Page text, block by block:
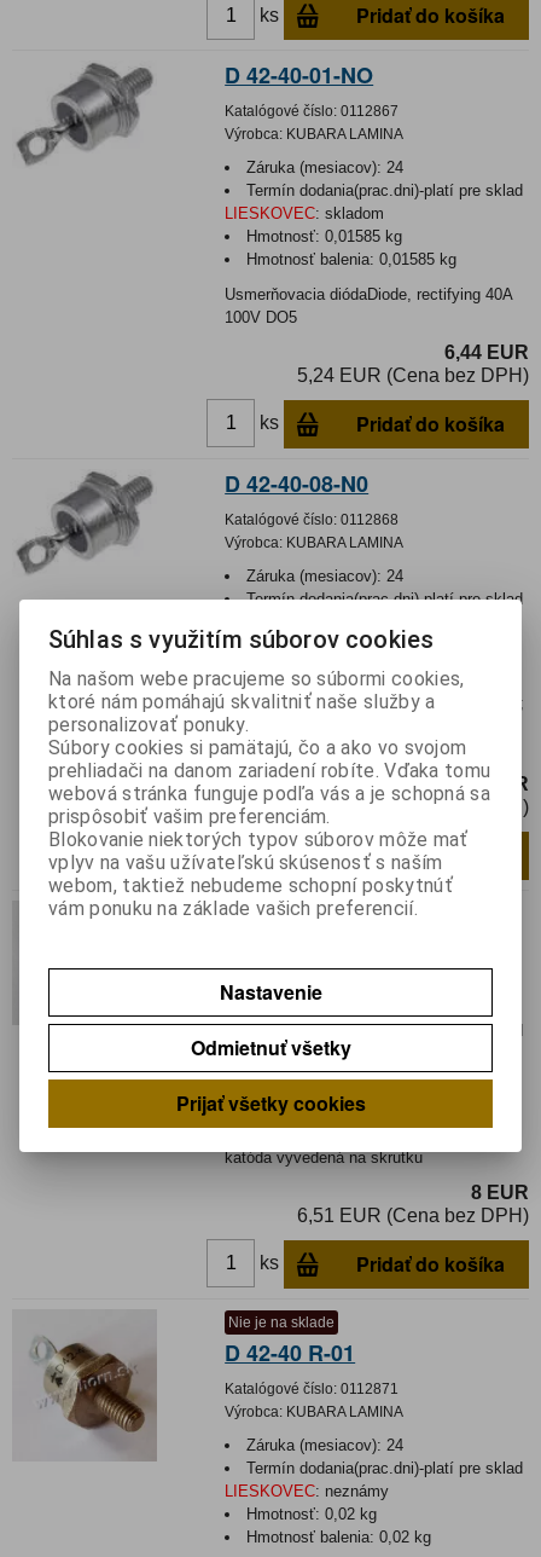
ks Pridať do košíka
D 42-40-01-NO
Katalógové číslo: 0112867
Výrobca: KUBARA LAMINA
Záruka (mesiacov): 24
Termín dodania(prac.dni)-platí pre sklad
LIESKOVEC: skladom
Hmotnosť:0,01585 kg
Hmotnosť balenia:0,01585 kg
Usmerňovacia diódaDiode, rectifying 40A
100V DO5
6,44 EUR
5,24 EUR (Cena bez DPH)
ks Pridať do košíka
D 42-40-08-N0
Katalógové číslo: 0112868
Výrobca: KUBARA LAMINA
Záruka (mesiacov): 24
Termín dodania(prac.dni)-platí pre sklad
Hmotnosť:0,0156 kg
Hmotnosť balenia:
0,0156 kg
Usmerňovacia dióda Dióda: usmerňovacia;
800V; 1,4V; 40A; katóda vyvedená na
skrutku
6,97 EUR
5,67 EUR (Cena bez DPH)
ks Pridať do košíka
D 42-40-12-NO
Výrobca:KUBARA LAMINA
Termín dodania(prac.dni)-platí pre sklad
LIESKOVEC:skladom
Hmotnosť:0,02 kg
Hmotnosť balenia:
katóda vyvedená na skrutku
8 EUR
6,51 EUR (Cena bez DPH)
ks Pridať do košíka
Nie je na sklade
D 42-40 R-01
Katalógové číslo: 0112871
Výrobca: KUBARA LAMINA
Záruka (mesiacov): 24
Termín dodania(prac.dni)-platí pre sklad
LIESKOVEC: neznámy
Hmotnosť:0,02 kg
Hmotnosť balenia:0,02 kg
Súhlas s využitím súborov cookies
Na našom webe pracujeme so súbormi cookies,
ktoré nám pomáhajú skvalitniť naše služby a
personalizovať ponuky.
Súbory cookies si pamätajú, čo a ako vo svojom
prehliadači na danom zariadení robíte. Vďaka tomu
webová stránka funguje podľa vás a je schopná sa
prispôsobiť vašim preferenciám.
Blokovanie niektorých typov súborov môže mať
vplyv na vašu užívateľskú skúsenosť s naším
webom, taktiež nebudeme schopní poskytnúť
vám ponuku na základe vašich preferencií.
Nastavenie
Odmietnuť všetky
Prijať všetky cookies